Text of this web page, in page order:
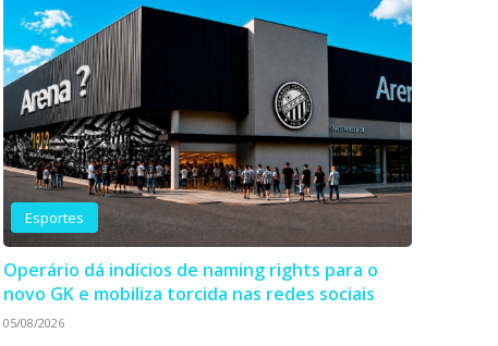
Esportes
Operário dá indícios de naming rights para o
novo GK e mobiliza torcida nas redes sociais
05/08/2026